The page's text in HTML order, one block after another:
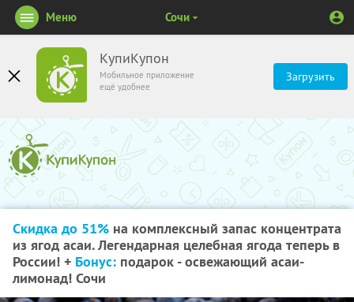
КупиКупон
Мобильное приложение
ещё удобнее
Загрузить
Меню Сочи
Скидка до 51% на комплексный запас концентрата
из ягод асаи. Легендарная целебная ягода теперь в
России! + Бонус: подарок - освежающий асаи-
лимонад! Сочи